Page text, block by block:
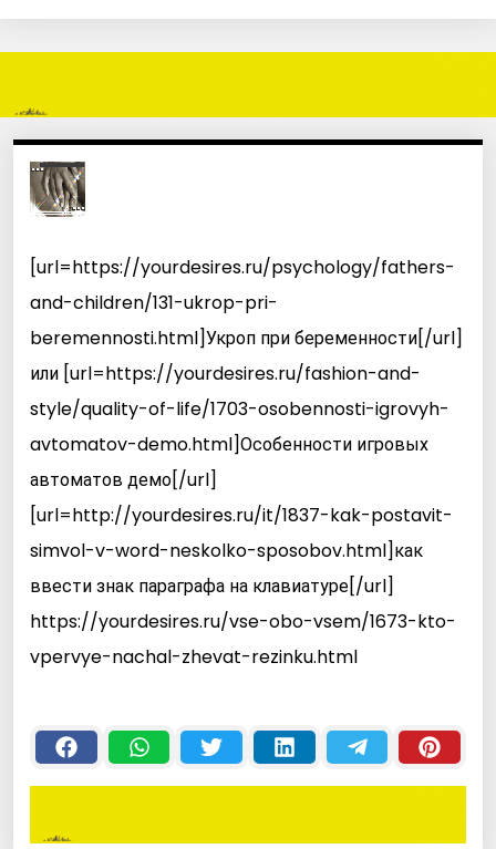
[url=https://yourdesires.ru/psychology/fathers-
and-children/131-ukrop-pri-
beremennosti.html]Укроп при беременности[/url]
или [url=https://yourdesires.ru/fashion-and-
style/quality-of-life/1703-osobennosti-igrovyh-
avtomatov-demo.html]Особенности игровых
автоматов демо[/url]
[url=http://yourdesires.ru/it/1837-kak-postavit-
simvol-v-word-neskolko-sposobov.html]как
ввести знак параграфа на клавиатуре[/url]
https://yourdesires.ru/vse-obo-vsem/1673-kto-
vpervye-nachal-zhevat-rezinku.html